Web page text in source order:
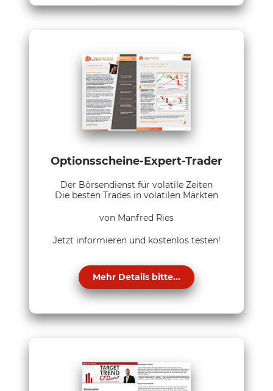
Optionsscheine-Expert-Trader
Der Börsendienst für volatile Zeiten
Die besten Trades in volatilen Märkten
von Manfred Ries
Jetzt informieren und kostenlos testen!
Mehr Details bitte...